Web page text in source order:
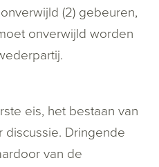
(2) gebeuren,
onverwijld worden
eis, het bestaan van
Dringende
van de